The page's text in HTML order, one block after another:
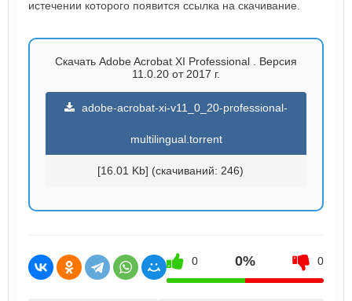
истечении которого появится ссылка на скачивание.
Скачать Adobe Acrobat XI Professional . Версия
11.0.20 от 2017 г.
adobe-acrobat-xi-v11_0_20-professional-
multilingual.torrent
[16.01 Kb] (cкачиваний: 246)
0 0% 0